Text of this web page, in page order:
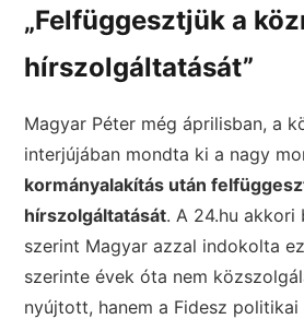
„Felfüggesztjük a
hírszolgáltatását”
Magyar Péter még áprilisban, a
interjújában mondta ki a nagy
kormányalakítás után
hírszolgáltatását. A 24.hu akkori
szerint Magyar azzal indokolta
szerinte évek óta nem
nyújtott, hanem a Fidesz